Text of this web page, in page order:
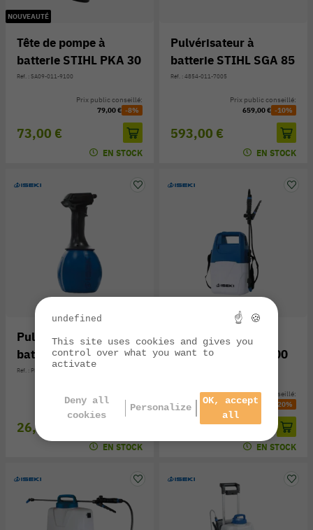
NOUVEAUTÉ
Tête de pompe à
batterie STIHL PKA 30
Réf. : SA09-011-9100
73,00 €
Prix public conseillé:
79,00 € -8%
EN STOCK
Pulvérisateur à
batterie STIHL SGA 85
Réf. : 4854-011-7005
593,00 €
Prix public conseillé:
659,00 € -10%
EN STOCK
Pulvérisateur à
batterie ISEKI PE100
Réf. : PE100
26,00 €
32,00 €
-19%
EN STOCK
Pulvérisateur à
batterie ISEKI PE500
64,00 €
Prix public conseillé:
80,00 €
-20%
EN STOCK
undefined ☝ 🍪
This site uses cookies and gives you
control over what you want to
activate
Deny all
cookies
Personalize
OK, accept
all